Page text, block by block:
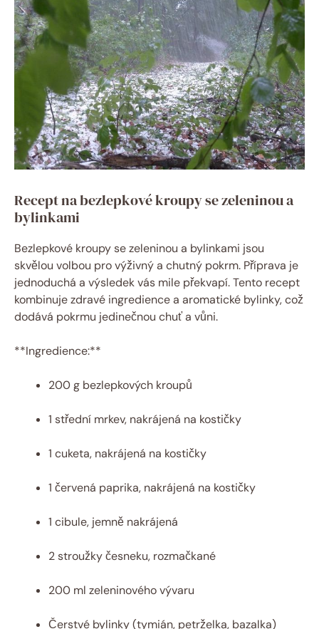
Recept na bezlepkové kroupy se zeleninou a
bylinkami
Bezlepkové kroupy se zeleninou a bylinkami jsou
skvělou volbou pro výživný a chutný pokrm. Příprava je
jednoduchá a výsledek vás mile překvapí. Tento recept
kombinuje zdravé ingredience a aromatické bylinky, což
dodává pokrmu jedinečnou chuť a vůni.
**Ingredience:**
200 g bezlepkových kroupů
1 střední mrkev, nakrájená na kostičky
1 cuketa, nakrájená na kostičky
1 červená paprika, nakrájená na kostičky
1 cibule, jemně nakrájená
2 stroužky česneku, rozmačkané
200 ml zeleninového vývaru
Čerstvé bylinky (tymián, petrželka, bazalka)